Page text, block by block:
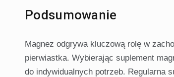
Podsumowanie
Magnez odgrywa kluczową rolę w
pierwiastka. Wybierając suplement
do indywidualnych potrzeb. Regularna